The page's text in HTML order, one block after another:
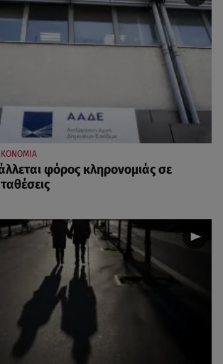
φόρος κληρονομιάς σε